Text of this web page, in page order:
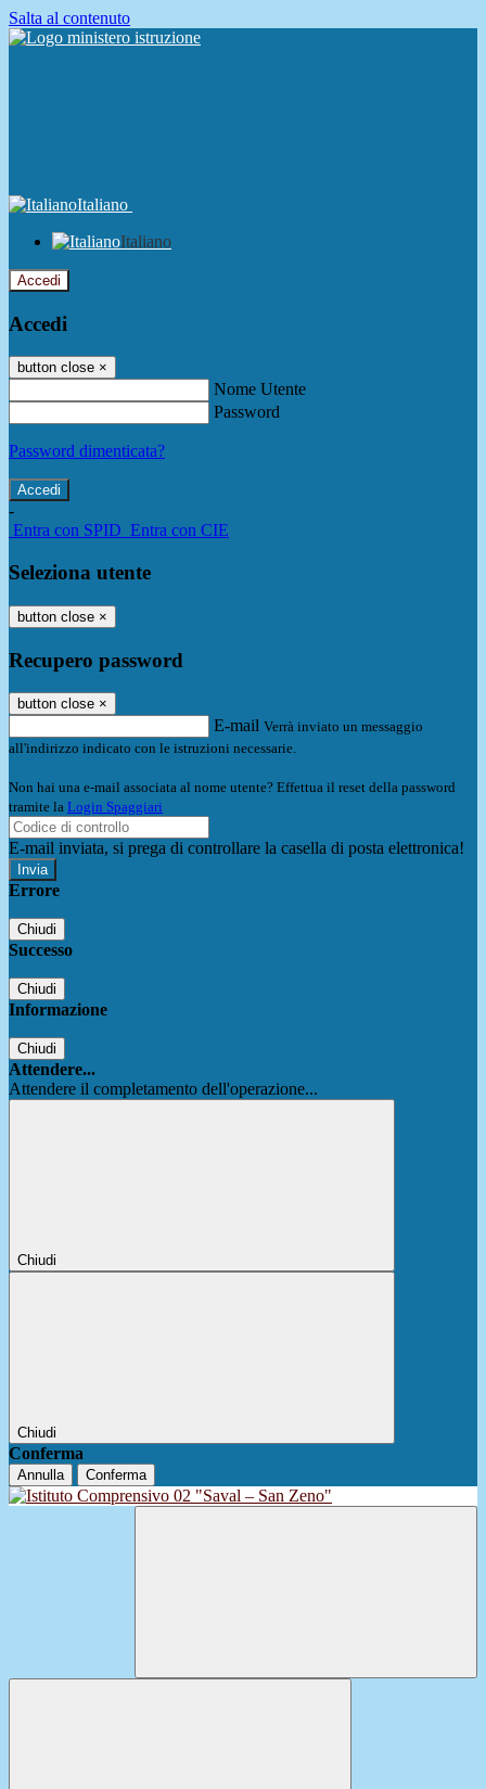
Salta al contenuto
Italiano
Italiano
Accedi
Accedi
button close ×
Nome Utente
Password
Password dimenticata?
-
Entra con SPID Entra con CIE
Seleziona utente
button close ×
Recupero password
button close ×
E-mail Verrà inviato un messaggio
all'indirizzo indicato con le istruzioni necessarie.
Non hai una e-mail associata al nome utente? Effettua il reset della password
tramite la Login Spaggiari
E-mail inviata, si prega di controllare la casella di posta elettronica!
Errore
Chiudi
Successo
Chiudi
Informazione
Chiudi
Attendere...
Attendere il completamento dell'operazione...
Chiudi
Chiudi
Conferma
Annulla Conferma